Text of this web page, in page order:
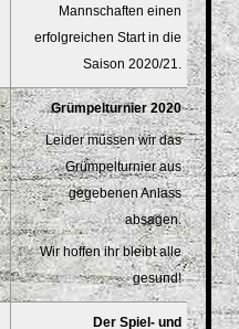
Mannschaften einen
erfolgreichen Start in die
Saison 2020/21.
Grümpelturnier 2020
Leider müssen wir das
Grümpelturnier aus
gegebenen Anlass
absagen.
Wir hoffen ihr bleibt alle
gesund!
Der Spiel- und